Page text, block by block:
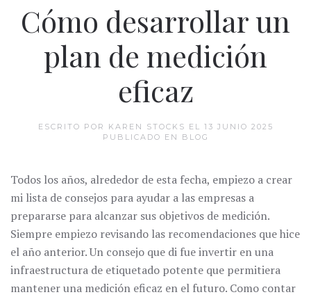
Cómo desarrollar un
plan de medición
eficaz
ESCRITO POR KAREN STOCKS EL 13 JUNIO 2025
PUBLICADO EN
BLOG
Todos los años, alrededor de esta fecha, empiezo a crear
mi lista de consejos para ayudar a las empresas a
prepararse para alcanzar sus objetivos de medición.
Siempre empiezo revisando las recomendaciones que hice
el año anterior. Un consejo que di fue invertir en una
infraestructura de etiquetado potente que permitiera
mantener una medición eficaz en el futuro. Como contar